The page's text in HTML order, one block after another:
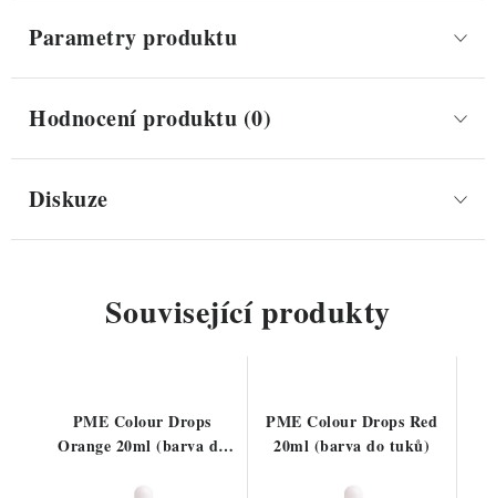
Parametry produktu
Hodnocení produktu (0)
Diskuze
Související produkty
PME Colour Drops
Orange 20ml (barva do
PME Colour Drops Red
20ml (barva do tuků)